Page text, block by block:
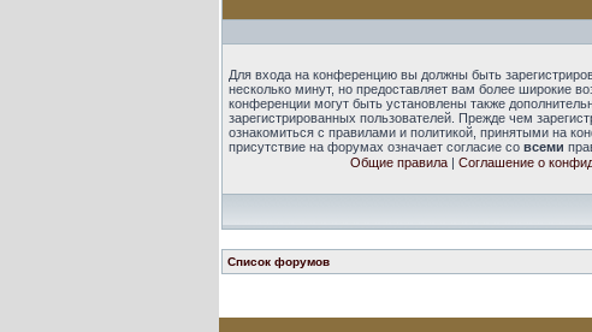
Для входа на конференцию вы должны быть
несколько минут, но предоставляет вам более широкие
конференции могут быть установлены также
зарегистрированных пользователей. Прежде чем
ознакомиться с правилами и политикой, принятыми на
присутствие на форумах означает согласие со всеми
Общие правила | Соглашение о
Список форумов